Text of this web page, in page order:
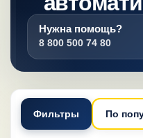
Нужна помощь?
8 800 500 74 80
Фильтры